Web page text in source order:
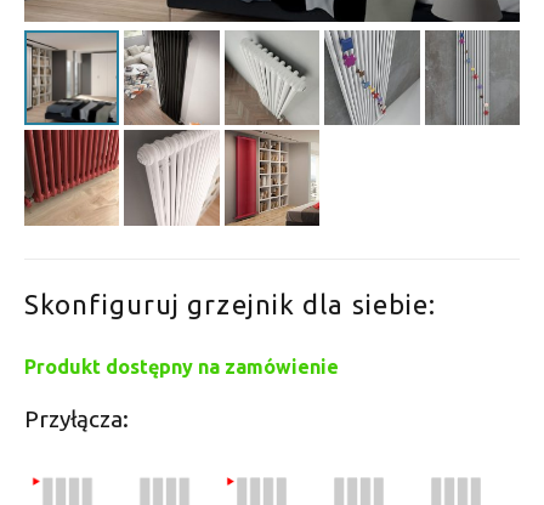
Skonfiguruj grzejnik dla siebie:
Produkt dostępny na zamówienie
Przyłącza: